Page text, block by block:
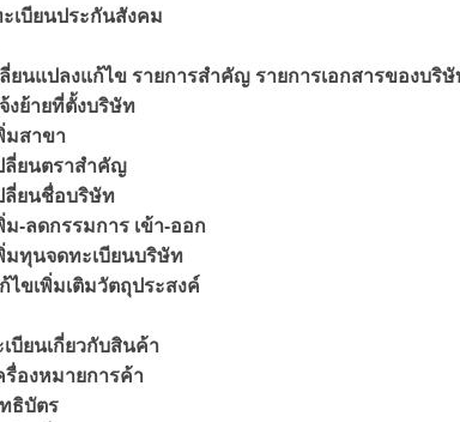
เบียนประกันสังคม
ยนแปลงแก้ไข รายการสำคัญ รายการเอกสารของบริ
งย้ายที่ตั้งบริษัท
มสาขา
ลี่ยนตราสำคัญ
ลี่ยนชื่อบริษัท
ม-ลดกรรมการ เข้า-ออก
มทุนจดทะเบียนบริษัท
ไขเพิ่มเติมวัตถุประสงค์
บียนเกี่ยวกับสินค้า
รื่องหมายการค้า
ธิบัตร